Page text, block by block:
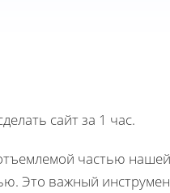
сайт за 1 час.
частью
Это важный